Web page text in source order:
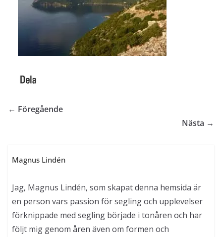
← Föregående
Nästa →
Magnus Lindén
Jag, Magnus Lindén, som skapat denna hemsida är
en person vars passion för segling och upplevelser
förknippade med segling började i tonåren och har
följt mig genom åren även om formen och